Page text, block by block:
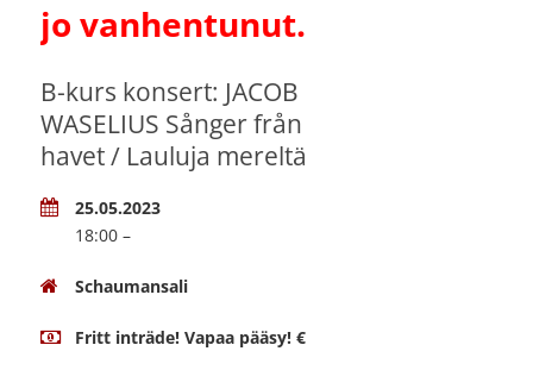
jo vanhentunut.
B-kurs konsert: JACOB
WASELIUS Sånger från
havet / Lauluja mereltä
25.05.2023
18:00 –
Schaumansali
Fritt inträde! Vapaa pääsy! €